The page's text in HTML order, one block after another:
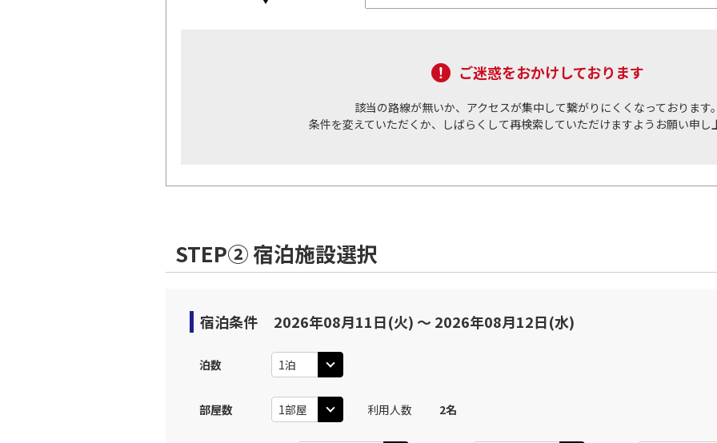
ご迷惑をおかけしております
該当の路線が無いか、アクセスが集中して繋がりにくくなっております
条件を変えていただくか、しばらくして再検索していただけますようお願い申し
STEP② 宿泊施設選択
宿泊条件 2026年08月11日(火) 〜 2026年08月12日(水)
泊数
部屋数 利用人数 2名